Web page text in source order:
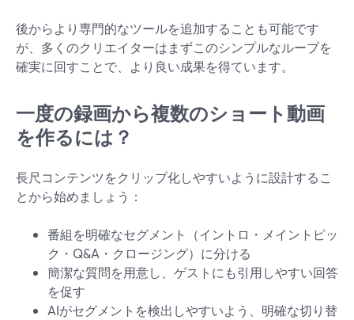
後からより専門的なツールを追加することも可能です
が、多くのクリエイターはまずこのシンプルなループを
確実に回すことで、より良い成果を得ています。
一度の録画から複数のショート動画
を作るには？
長尺コンテンツをクリップ化しやすいように設計するこ
とから始めましょう：
番組を明確なセグメント（イントロ・メイントピッ
ク・Q&A・クロージング）に分ける
簡潔な質問を用意し、ゲストにも引用しやすい回答
を促す
AIがセグメントを検出しやすいよう、明確な切り替